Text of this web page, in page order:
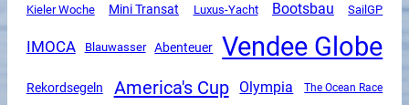
Kieler Woche Mini Transat Luxus-Yacht Bootsbau SailGP
IMOCA Blauwasser Abenteuer Vendee Globe
Rekordsegeln America's Cup Olympia The Ocean Race